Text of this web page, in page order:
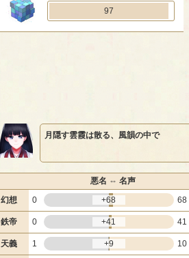
97
月隠す雲霞は散る、風韻の中で
悪名 ⇔ 名声
幻想
0 +68 68
鉄帝 0 +41 41
天義 1 +9 10